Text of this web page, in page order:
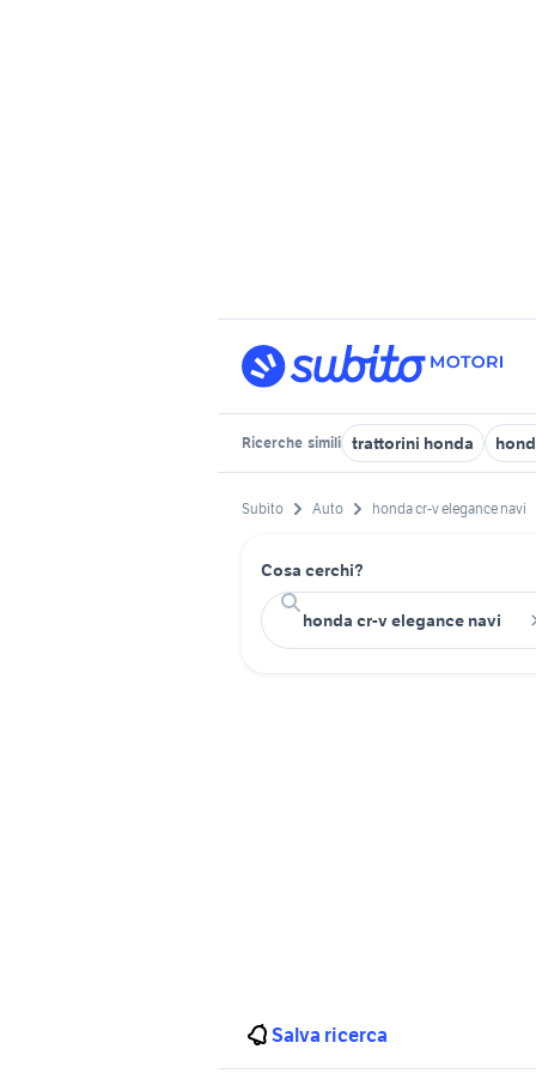
Ricerche simili trattorini honda
Subito Auto honda cr-v elegance navi
Cosa cerchi?
Salva ricerca